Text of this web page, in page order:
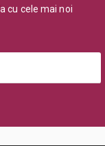
cu cele mai noi